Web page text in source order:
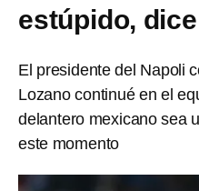
estúpido, dice
El presidente del Napoli
Lozano continué en el
delantero mexicano sea
este momento